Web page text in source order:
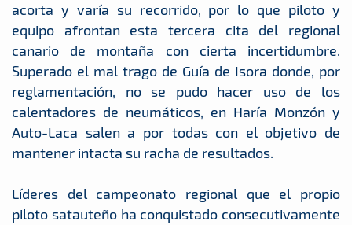
acorta y varía su recorrido, por lo que piloto y
equipo afrontan esta tercera cita del regional
canario de montaña con cierta incertidumbre.
Superado el mal trago de Guía de Isora donde, por
reglamentación, no se pudo hacer uso de los
calentadores de neumáticos, en Haría Monzón y
Auto-Laca salen a por todas con el objetivo de
mantener intacta su racha de resultados.
Líderes del campeonato regional que el propio
piloto satauteño ha conquistado consecutivamente